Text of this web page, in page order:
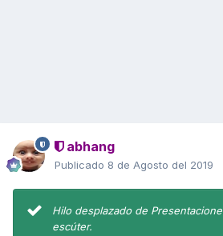
abhang
Publicado 8 de Agosto del 2019
Hilo desplazado de
escúter.